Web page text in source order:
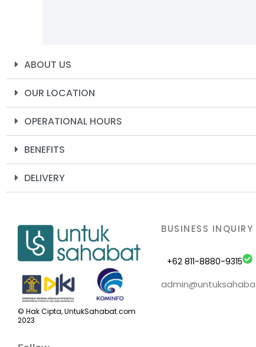
ABOUT US
OUR LOCATION
OPERATIONAL HOURS
BENEFITS
DELIVERY
© Hak Cipta, UntukSahabat.com
2023
BUSINESS INQUIRY
+62 811-8880-9315